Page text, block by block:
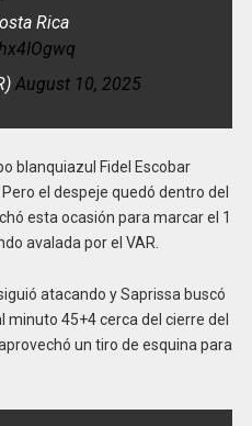
Rica
August 10, 2025
blanquiazul Fidel Escobar
el despeje quedó dentro del
esta ocasión para marcar el 1
avalada por el VAR.
atacando y Saprissa buscó
minuto 45+4 cerca del cierre del
un tiro de esquina para